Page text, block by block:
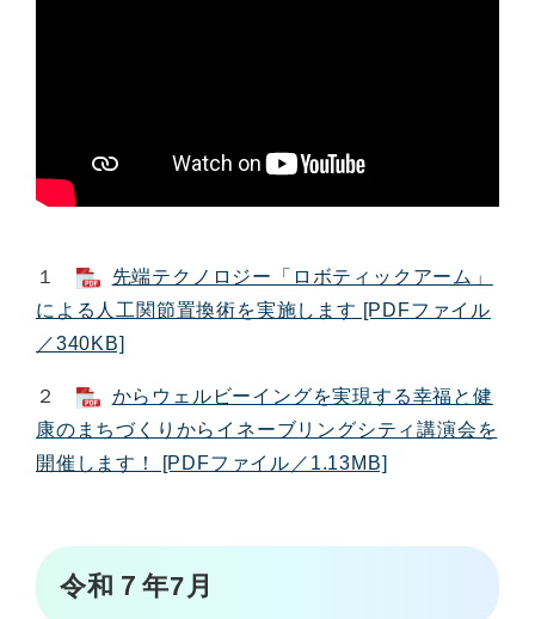
１
先端テクノロジー「ロボティックアーム」
による人工関節置換術を実施します [PDFファイル
／340KB]
２
からウェルビーイングを実現する幸福と健
康のまちづくりからイネーブリングシティ講演会を
開催します！ [PDFファイル／1.13MB]
令和７年7月